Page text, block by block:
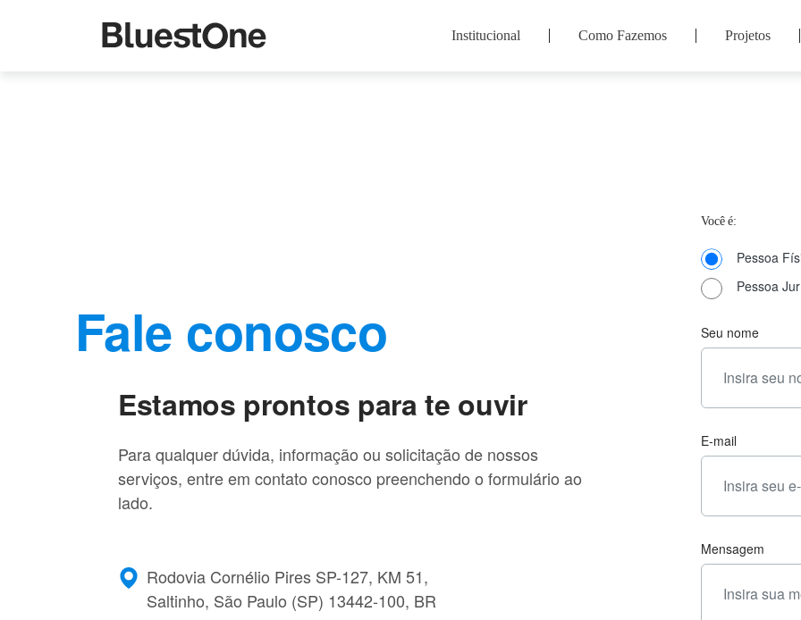
Institucional Como Fazemos Projetos
Fale conosco
Estamos prontos para te ouvir
Para qualquer dúvida, informação ou solicitação de nossos
serviços, entre em contato conosco preenchendo o formulário ao
lado.
Rodovia Cornélio Pires SP-127, KM 51,
Saltinho, São Paulo (SP) 13442-100, BR
Você é:
Pessoa
Pessoa
Seu nome
E-mail
Mensagem